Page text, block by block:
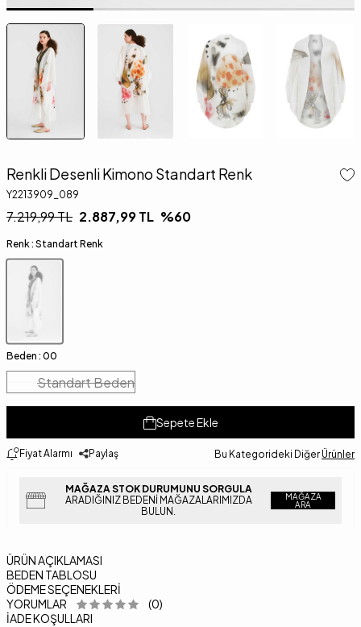
Renkli Desenli Kimono Standart Renk
Y2213909_089
7.219,99TL 2.887,99TL %60
Renk : Standart Renk
Beden : 00
Standart Beden
Sepete Ekle
Fiyat Alarmı Paylaş Bu Kategorideki Diğer Ürünler
MAĞAZA STOK DURUMUNU SORGULA
ARADIĞINIZ BEDENI MAĞAZALARIMIZDA
BULUN.
MAĞAZA
ARA
ÜRÜN AÇIKLAMASI
BEDEN TABLOSU
ÖDEME SEÇENEKLERI
YORUMLAR
(0)
İADE KOŞULLARI